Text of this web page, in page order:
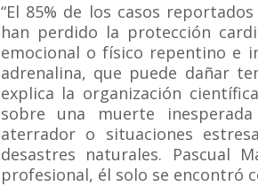
“El 85% de los casos
han perdido la protección
emocional o físico repentino e
adrenalina, que puede dañar
explica la organización
sobre una muerte
aterrador o situaciones
desastres naturales. Pascual
profesional, él solo se encontró